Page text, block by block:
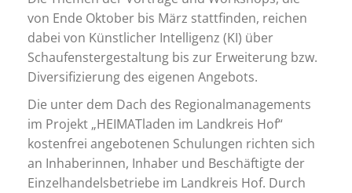
von Ende Oktober bis März stattfinden, reichen
dabei von Künstlicher Intelligenz (KI) über
Schaufenstergestaltung bis zur Erweiterung bzw.
Diversifizierung des eigenen Angebots.
Die unter dem Dach des Regionalmanagements
im Projekt „HEIMATladen im Landkreis Hof“
kostenfrei angebotenen Schulungen richten sich
an Inhaberinnen, Inhaber und Beschäftigte der
Einzelhandelsbetriebe im Landkreis Hof. Durch